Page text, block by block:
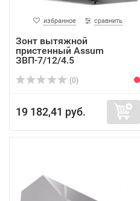
избранное сравнить
Зонт вытяжной
пристенный Assum
ЗВП-7/12/4.5
(0)
19 182,41 руб.